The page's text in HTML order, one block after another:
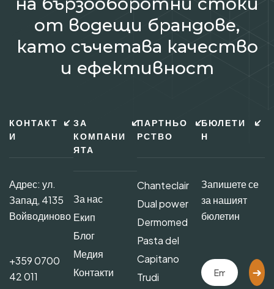
от водещи брандове,
като съчетава качество
и ефективност
КОНТАКТ
И
Адрес: ул.
Запад, 4135
Войводиново
+359 0700
42 011
ЗА
КОМПАНИ
ЯТА
За нас
Екип
Блог
Медия
Контакти
ПАРТНЬО
РСТВО
Chanteclair
Dual power
Dermomed
Pasta del
Capitano
Trudi
БЮЛЕТИ
Н
Запишете се
за нашият
бюлетин